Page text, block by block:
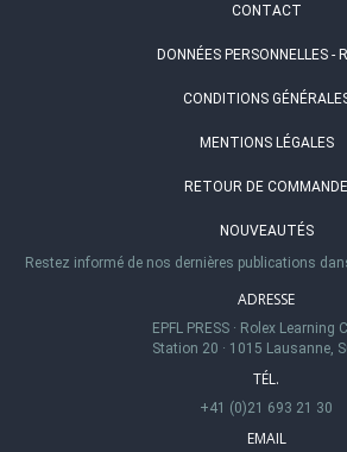
CONTACT
DONNÉES PERSONNELLES -
CONDITIONS
MENTIONS LÉGALES
RETOUR DE COMMANDE
NOUVEAUTÉS
Restez informé de nos dernières publications
ADRESSE
EPFL PRESS · Rolex Learning
Station 20 · 1015 Lausanne,
TÉL.
+41 (0)21 693 21 30
EMAIL